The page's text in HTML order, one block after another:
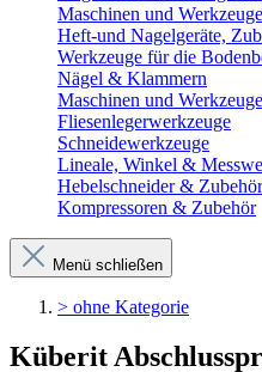
Maschinen und
Heft-und Nagelgeräte,
Werkzeuge für die
Nägel & Klammern
Maschinen und
Fliesenlegerwerkzeuge
Schneidewerkzeuge
Lineale, Winkel &
Hebelschneider & Zubehör
Kompressoren & Zubehör
Menü schließen
> ohne Kategorie
Küberit